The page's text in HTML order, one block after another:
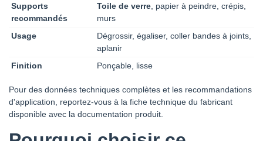
Supports
recommandés
Toile de verre , papier à peindre, crépis,
murs
Usage
Dégrossir, égaliser, coller bandes à joints,
aplanir
Finition
Ponçable, lisse
Pour des données techniques complètes et les recommandations
d'application, reportez-vous à la fiche technique du fabricant
disponible avec la documentation produit.